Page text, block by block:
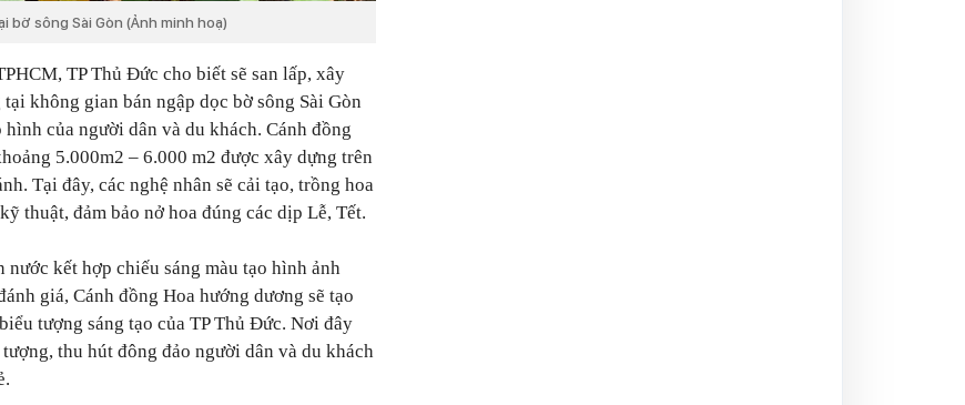
sông Sài Gòn (Ảnh minh hoạ)
TP Thủ Đức cho biết sẽ san lấp, xây
không gian bán ngập dọc bờ sông Sài Gòn
của người dân và du khách. Cánh đồng
5.000m2 – 6.000 m2 được xây dựng trên
Tại đây, các nghệ nhân sẽ cải tạo, trồng hoa
thuật, đảm bảo nở hoa đúng các dịp Lễ, Tết.
nước kết hợp chiếu sáng màu tạo hình ảnh
giá, Cánh đồng Hoa hướng dương sẽ tạo
tượng sáng tạo của TP Thủ Đức. Nơi đây
thu hút đông đảo người dân và du khách